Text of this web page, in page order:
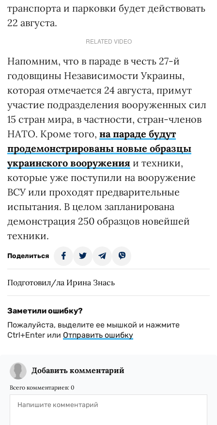
транспорта и парковки будет действовать
22 августа.
RELATED VIDEO
Напомним, что в параде в честь 27-й
годовщины Независимости Украины,
которая отмечается 24 августа, примут
участие подразделения вооруженных сил
15 стран мира, в частности, стран-членов
НАТО. Кроме того, на параде будут
продемонстрированы новые образцы
украинского вооружения и техники,
которые уже поступили на вооружение
ВСУ или проходят предварительные
испытания. В целом запланирована
демонстрация 250 образцов новейшей
техники.
Поделиться
Подготовил/ла Ирина Знась
Заметили ошибку?
Пожалуйста, выделите ее мышкой и нажмите
Ctrl+Enter или Отправить ошибку
Добавить комментарий
Всего комментариев: 0